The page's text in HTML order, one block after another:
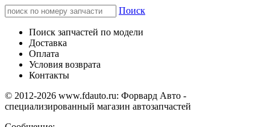
Поиск
Поиск запчастей по модели
Доставка
Оплата
Условия возврата
Контакты
© 2012-2026 www.fdauto.ru: Форвард Авто -
специализированный магазин автозапчастей